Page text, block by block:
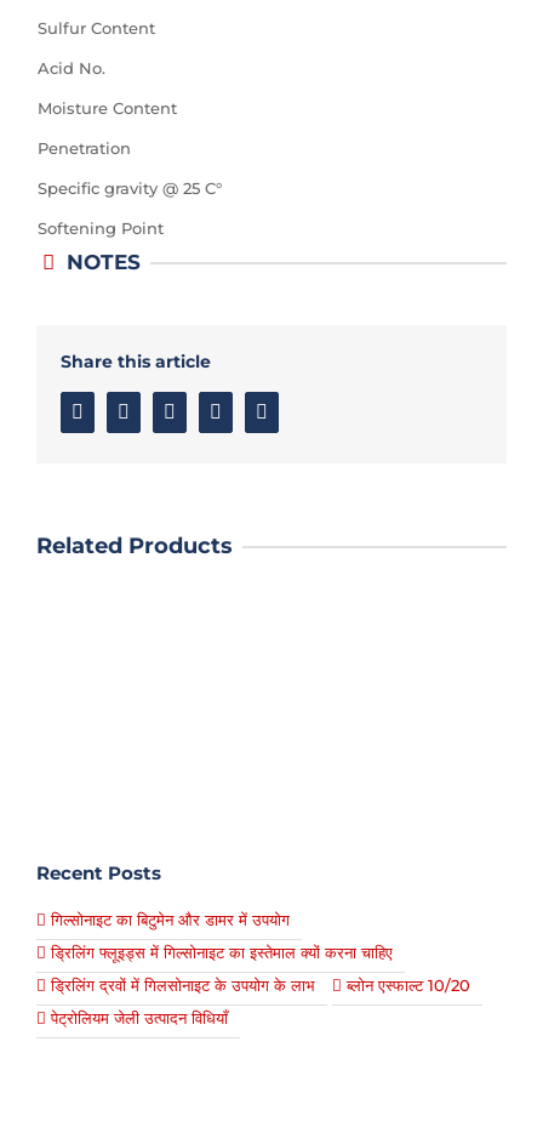
Sulfur Content
Acid No.
Moisture Content
Penetration
Specific gravity @ 25 C°
Softening Point
NOTES
Share this article
FacebookTwitter LinkedinGoogle+
Related Products
Recent Posts
गिल्सोनाइट का बिटुमेन और डामर में उपयोग
ड्रिलिंग फ्लूइड्स में गिल्सोनाइट का इस्तेमाल क्यों करना चाहिए
ड्रिलिंग द्रवों में गिलसोनाइट के उपयोग के लाभ
ब्लोन एस्फाल्ट 10/20
पेट्रोलियम जेली उत्पादन विधियाँ